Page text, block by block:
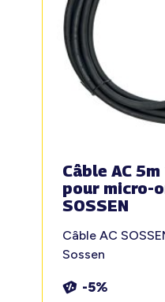
Câble AC
pour micro-
SOSSEN
Câble AC
Sossen
-5%